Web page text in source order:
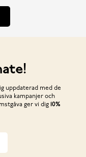
uppdaterad med de
kampanjer och
ger vi dig10%